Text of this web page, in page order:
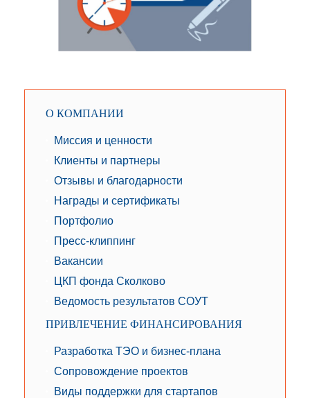
О КОМПАНИИ
Миссия и ценности
Клиенты и партнеры
Отзывы и благодарности
Награды и сертификаты
Портфолио
Пресс-клиппинг
Вакансии
ЦКП фонда Сколково
Ведомость результатов СОУТ
ПРИВЛЕЧЕНИЕ ФИНАНСИРОВАНИЯ
Разработка ТЭО и бизнес-плана
Сопровождение проектов
Виды поддержки для стартапов